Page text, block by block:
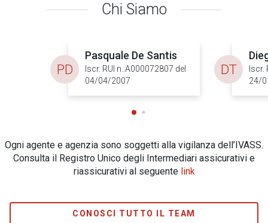
Chi Siamo
Pasquale De Santis
Iscr. RUI n.:A000072807 del
04/04/2007
PD
Iscr.
24/
DT
Ogni agente e agenzia sono soggetti alla vigilanza dell’IVASS.
Consulta il Registro Unico degli Intermediari assicurativi e
riassicurativi al seguente link
CONOSCI TUTTO IL TEAM